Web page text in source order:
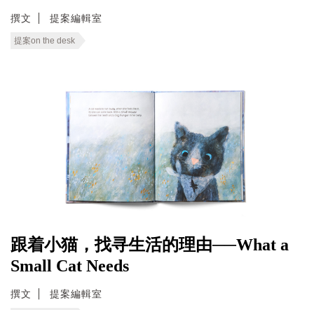
撰文 提案編輯室
提案on the desk
跟着小猫，找寻生活的理由──What a
Small Cat Needs
撰文 提案編輯室